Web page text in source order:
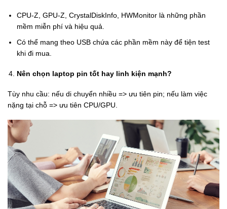
CPU-Z, GPU-Z, CrystalDiskInfo, HWMonitor là những phần
mềm miễn phí và hiệu quả.
Có thể mang theo USB chứa các phần mềm này để tiện test
khi đi mua.
Nên chọn laptop pin tốt hay linh kiện mạnh?
Tùy nhu cầu: nếu di chuyển nhiều => ưu tiên pin; nếu làm việc
nặng tại chỗ => ưu tiên CPU/GPU.